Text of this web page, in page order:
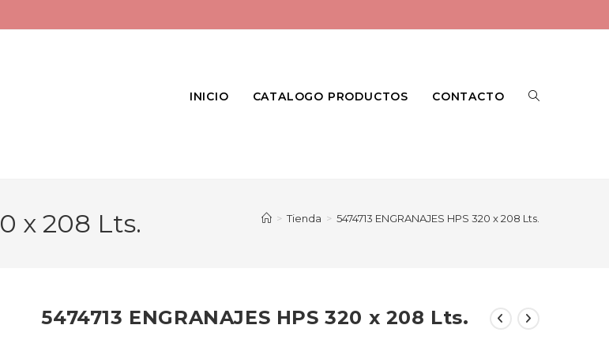
INICIO CATALOGO PRODUCTOS CONTACTO
x 208 Lts. > Tienda > 5474713 ENGRANAJES HPS 320 x 208 Lts.
5474713 ENGRANAJES HPS 320 x 208 Lts.